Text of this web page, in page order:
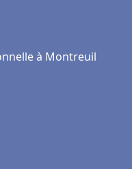
à Montreuil